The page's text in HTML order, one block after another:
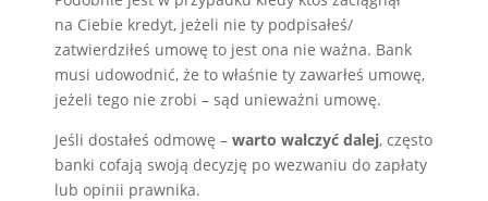
na Ciebie kredyt, jeżeli nie ty podpisałeś/
zatwierdziłeś umowę to jest ona nie ważna. Bank
musi udowodnić, że to właśnie ty zawarłeś umowę,
jeżeli tego nie zrobi – sąd unieważni umowę.
Jeśli dostałeś odmowę – warto walczyć dalej, często
banki cofają swoją decyzję po wezwaniu do zapłaty
lub opinii prawnika.